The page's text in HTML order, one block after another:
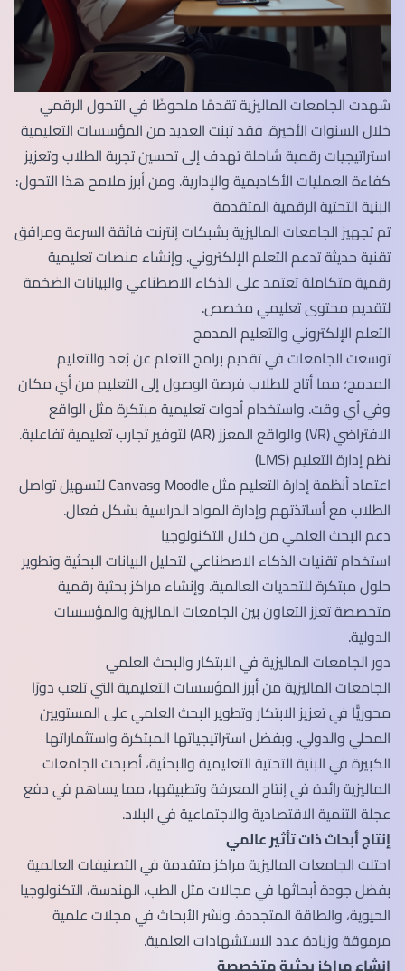
شهدت الجامعات الماليزية تقدمًا ملحوظًا في التحول الرقمي
خلال السنوات الأخيرة. فقد تبنت العديد من المؤسسات التعليمية
استراتيجيات رقمية شاملة تهدف إلى تحسين تجربة الطلاب وتعزيز
كفاءة العمليات الأكاديمية والإدارية. ومن أبرز ملامح هذا التحول:
البنية التحتية الرقمية المتقدمة
تم تجهيز الجامعات الماليزية بشبكات إنترنت فائقة السرعة ومرافق
تقنية حديثة تدعم التعلم الإلكتروني. وإنشاء منصات تعليمية
رقمية متكاملة تعتمد على الذكاء الاصطناعي والبيانات الضخمة
لتقديم محتوى تعليمي مخصص.
التعلم الإلكتروني والتعليم المدمج
توسعت الجامعات في تقديم برامج التعلم عن بُعد والتعليم
المدمج؛ مما أتاح للطلاب فرصة الوصول إلى التعليم من أي مكان
وفي أي وقت. واستخدام أدوات تعليمية مبتكرة مثل الواقع
الافتراضي (VR) والواقع المعزز (AR) لتوفير تجارب تعليمية تفاعلية.
نظم إدارة التعليم (LMS)
اعتماد أنظمة إدارة التعليم مثل Moodle وCanvas لتسهيل تواصل
الطلاب مع أساتذتهم وإدارة المواد الدراسية بشكل فعال.
دعم البحث العلمي من خلال التكنولوجيا
استخدام تقنيات الذكاء الاصطناعي لتحليل البيانات البحثية وتطوير
حلول مبتكرة للتحديات العالمية. وإنشاء مراكز بحثية رقمية
متخصصة تعزز التعاون بين الجامعات الماليزية والمؤسسات
الدولية.
دور الجامعات الماليزية في الابتكار والبحث العلمي
الجامعات الماليزية من أبرز المؤسسات التعليمية التي تلعب دورًا
محوريًّا في تعزيز الابتكار وتطوير البحث العلمي على المستويين
المحلي والدولي. وبفضل استراتيجياتها المبتكرة واستثماراتها
الكبيرة في البنية التحتية التعليمية والبحثية، أصبحت الجامعات
الماليزية رائدة في إنتاج المعرفة وتطبيقها، مما يساهم في دفع
عجلة التنمية الاقتصادية والاجتماعية في البلاد.
إنتاج أبحاث ذات تأثير عالمي
احتلت الجامعات الماليزية مراكز متقدمة في التصنيفات العالمية
بفضل جودة أبحاثها في مجالات مثل الطب، الهندسة، التكنولوجيا
الحيوية، والطاقة المتجددة. ونشر الأبحاث في مجلات علمية
مرموقة وزيادة عدد الاستشهادات العلمية.
إنشاء مراكز بحثية متخصصة